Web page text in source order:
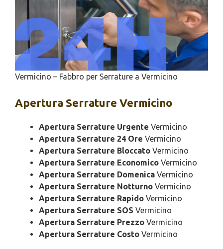
Vermicino – Fabbro per Serrature a Vermicino
Apertura Serrature Vermicino
Apertura Serrature Urgente Vermicino
Apertura Serrature 24 Ore Vermicino
Apertura Serrature Bloccato Vermicino
Apertura Serrature Economico Vermicino
Apertura Serrature Domenica Vermicino
Apertura Serrature Notturno Vermicino
Apertura Serrature Rapido Vermicino
Apertura Serrature SOS Vermicino
Apertura Serrature Prezzo Vermicino
Apertura Serrature Costo Vermicino